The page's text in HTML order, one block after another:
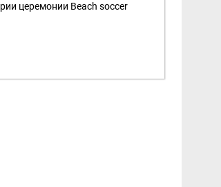
церемонии Beach soccer